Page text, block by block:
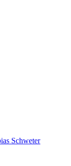
Schweter